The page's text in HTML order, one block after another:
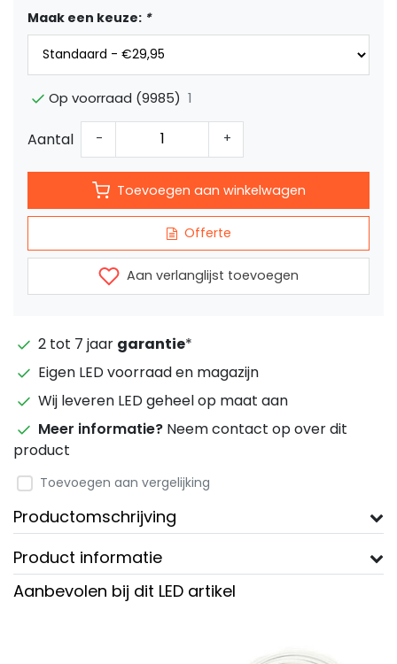
Maak een keuze: *
Op voorraad (9985) 1
Aantal - +
Toevoegen aan winkelwagen
Offerte
Aan verlanglijst toevoegen
2 tot 7 jaar garantie*
Eigen LED voorraad en magazijn
Wij leveren LED geheel op maat aan
Meer informatie? Neem contact op over dit
product
Toevoegen aan vergelijking
Productomschrijving
Product informatie
Aanbevolen bij dit LED artikel